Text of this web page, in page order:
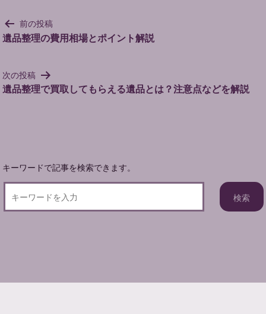
投
稿
ゲ
ー
前の投稿
遺品整理の費用相場とポイント解説
次の投稿
遺品整理で買取してもらえる遺品とは？注意点などを解説
キーワードで記事を検索できます。